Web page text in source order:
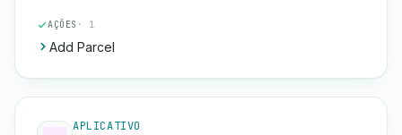
AÇÕES · 1
Add Parcel
APLICATIVO